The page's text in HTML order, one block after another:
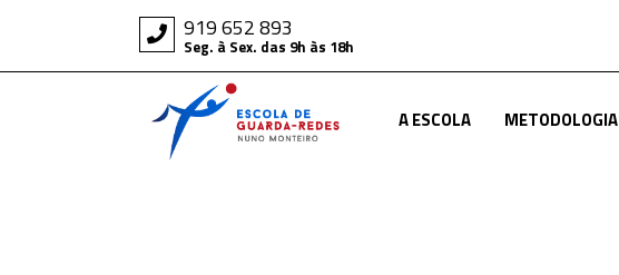
919 652 893
Seg. à Sex. das 9h às 18h
A ESCOLA METODOLOGIA